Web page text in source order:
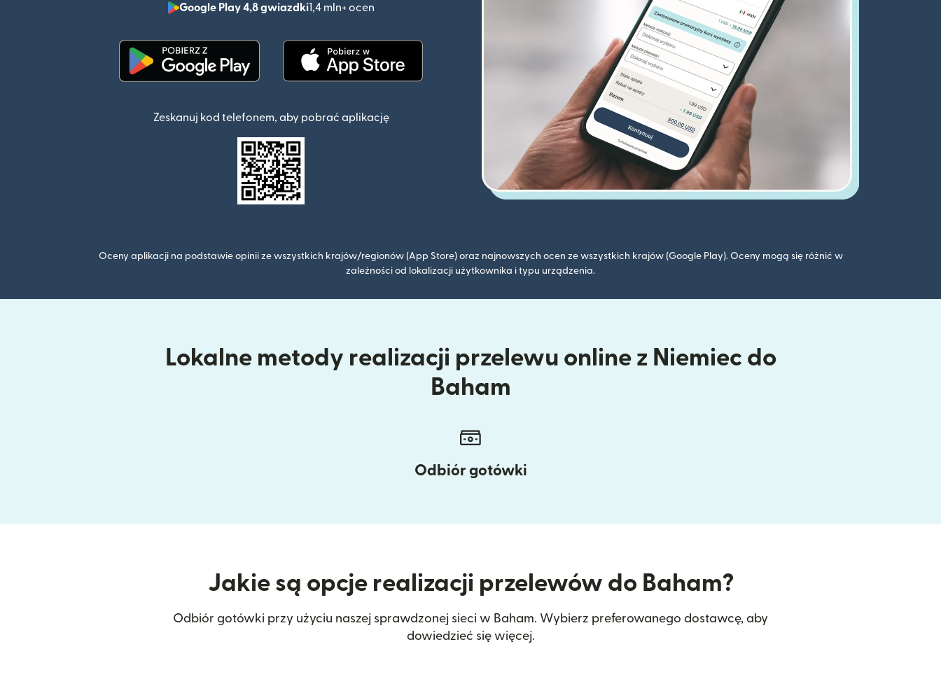
Google Play 4,8 gwiazdki1,4 mln+ ocen
(otwiera się w nowym oknie)
Zeskanuj kod telefonem, aby pobrać aplikację
Oceny aplikacji na podstawie opinii ze wszystkich krajów/regionów (App Store) oraz najnowszych ocen ze wszystkich krajów (Google Play). Oceny mogą się różnić w
zależności od lokalizacji użytkownika i typu urządzenia.
Lokalne metody realizacji przelewu online z Niemiec do
Baham
Odbiór gotówki
Jakie są opcje realizacji przelewów do Baham?
Odbiór gotówki przy użyciu naszej sprawdzonej sieci w Baham. Wybierz preferowanego dostawcę, aby
dowiedzieć się więcej.